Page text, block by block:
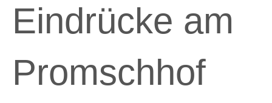
Eindrücke am
Promschhof